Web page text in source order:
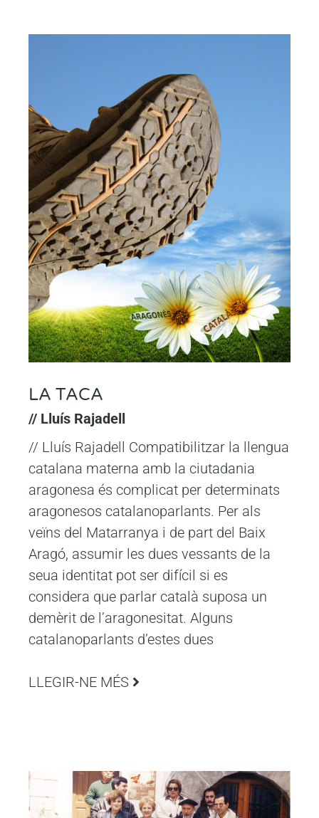
LA TACA
// Lluís Rajadell
// Lluís Rajadell Compatibilitzar la llengua
catalana materna amb la ciutadania
aragonesa és complicat per determinats
aragonesos catalanoparlants. Per als
veïns del Matarranya i de part del Baix
Aragó, assumir les dues vessants de la
seua identitat pot ser difícil si es
considera que parlar català suposa un
demèrit de l’aragonesitat. Alguns
catalanoparlants d’estes dues
LLEGIR-NE MÉS